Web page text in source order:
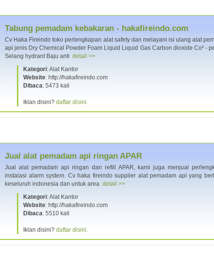
Tabung pemadam kebakaran - hakafireindo.com
Cv Haka Fireindo toko perlengkapan alat safety dan melayani isi ulang alat
api jenis Dry Chemical Powder Foam Liquid Liquid Gas Carbon dioxide Co² -
Selang hydrant Baju anti detail >>
Kategori: Alat Kantor
Website: http://hakafireindo.com
Dibaca: 5473 kali
Iklan disini? daftar disini.
Jual alat pemadam api ringan APAR
Jual alat pemadam api ringan dan refill APAR, kami juga menjual
instalasi alarm system. Cv haka fireindo supplier alat pemadam api yang
keseluruh indonesia dan untuk area detail >>
Kategori: Alat Kantor
Website: http://hakafireindo.com
Dibaca: 5510 kali
Iklan disini? daftar disini.